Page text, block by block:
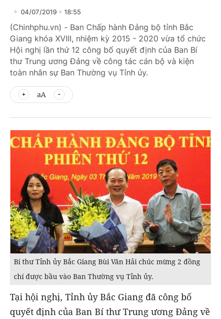
04/07/2019 18:55
(Chinhphu.vn) - Ban Chấp hành Đảng bộ tỉnh Bắc
Giang khóa XVIII, nhiệm kỳ 2015 - 2020 vừa tổ chức
Hội nghị lần thứ 12 công bố quyết định của Ban Bí
thư Trung ương Đảng về công tác cán bộ và kiện
toàn nhân sự Ban Thường vụ Tỉnh ủy.
aA
Bí thư Tỉnh ủy Bắc Giang Bùi Văn Hải chúc mừng 2 đồng
chí được bầu vào Ban Thường vụ Tỉnh ủy.
Tại hội nghị, Tỉnh ủy Bắc Giang đã công bố
quyết định của Ban Bí thư Trung ương Đảng về